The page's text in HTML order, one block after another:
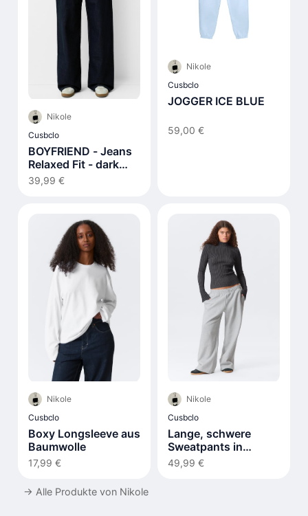
Nikole
Cusbclo
BOYFRIEND - Jeans
Relaxed Fit - dark
blue
39,99 €
Nikole
Cusbclo
JOGGER ICE BLUE
59,00 €
Nikole
Cusbclo
Boxy Longsleeve aus
Baumwolle
17,99 €
Nikole
Cusbclo
Lange, schwere
Sweatpants in
lockerer Passform
49,99 €
→ Alle Produkte von Nikole